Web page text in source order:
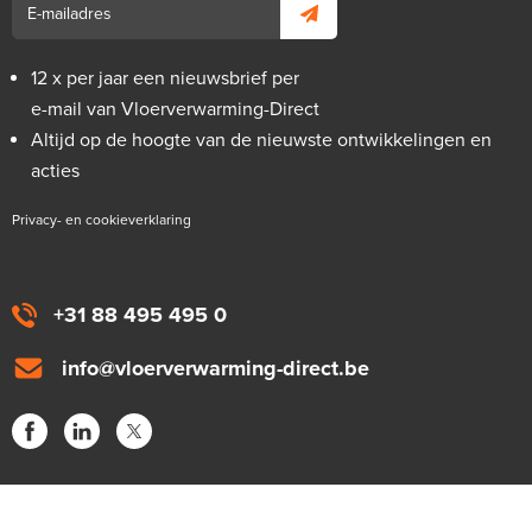
+31 88 495 495 0
info@vloerverwarming-direct.be
12 x per jaar een nieuwsbrief per
e-mail van Vloerverwarming-Direct
Altijd op de hoogte van de nieuwste ontwikkelingen en
acties
Privacy- en cookieverklaring